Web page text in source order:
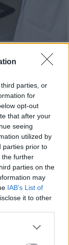
parties, or
for
opt-out
that after your
seeing
utilized by
parties prior to
the further
parties on the
may
IAB’s List of
it to other
more Google
κορονοϊού
Σωτήρης
την Τρίτη
γίνονται τα
ημέρες το
τον